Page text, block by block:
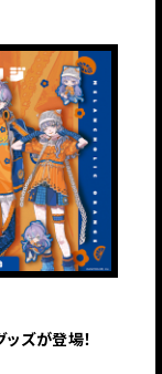
ッズが登場！